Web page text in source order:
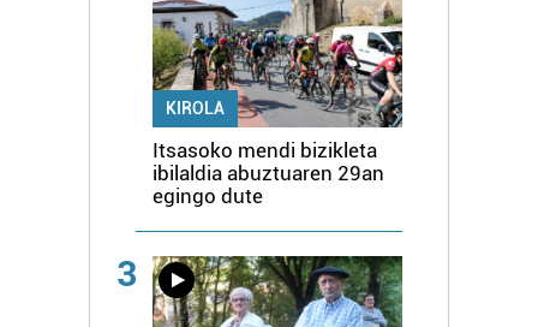
KIROLA
Itsasoko mendi bizikleta
ibilaldia abuztuaren 29an
egingo dute
3